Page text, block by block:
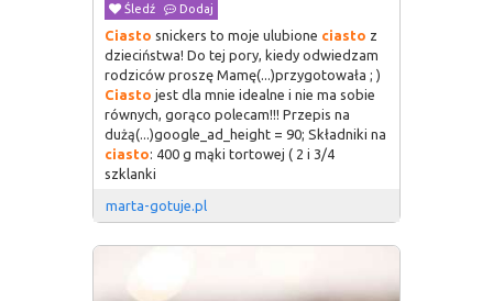
Śledź
Dodaj
Ciasto snickers to moje ulubione ciasto z
dzieciństwa! Do tej pory, kiedy odwiedzam
rodziców proszę Mamę(...)przygotowała ; )
Ciasto jest dla mnie idealne i nie ma sobie
równych, gorąco polecam!!! Przepis na
dużą(...)google_ad_height = 90; Składniki na
ciasto: 400 g mąki tortowej ( 2 i 3/4
szklanki
marta-gotuje.pl